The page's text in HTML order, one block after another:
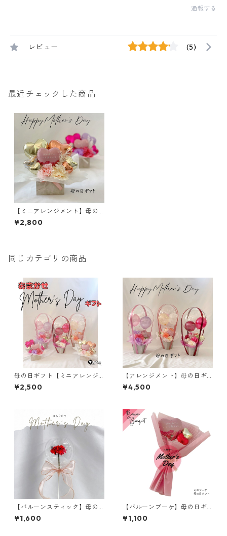
通報する
レビュー (5)
最近チェックした商品
【ミニアレンジメント】母の
日ギフト／メッセージ入り
¥2,800
同じカテゴリの商品
母の日ギフト【ミニアレンジ
メント】おまかせデザイン／
マザーズデイ／限定
¥2,500
【アレンジメント】母の日ギ
フト／バルーンインバルーン
／メッセージ入り／気球型
¥4,500
【バルーンスティック】母の
日ギフト／カーネーション／M
other'sDay
¥1,600
【バルーンブーケ】母の日ギ
フト／ミニブーケ／メッセー
ジ入り
¥1,100